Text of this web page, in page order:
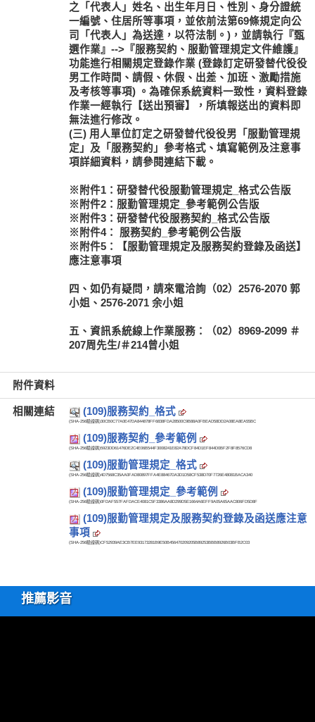
之「代表人」姓名、出生年月日、性別、身分證統
一編號、住居所等事項，並依前法第69條規定向公
司「代表人」為送達，以符法制。)，並請執行『甄
選作業』-->『服務契約、服勤管理規定文件維護』
功能進行相關規定登錄作業 (登錄訂定研發替代役役
男工作時間、請假、休假、出差、加班、激勵措施
及考核等事項) 。為確保系統資料一致性，資料登錄
作業一經執行【送出預審】，所填報送出的資料即
無法進行修改。
(三) 用人單位訂定之研發替代役役男「服勤管理規
定」及「服務契約」參考格式、填寫範例及注意事
項詳細資料，請參閱連結下載。
※附件1：研發替代役服勤管理規定_格式公告版
※附件2：服勤管理規定_參考範例公告版
※附件3：研發替代役服務契約_格式公告版
※附件4： 服務契約_參考範例公告版
※附件5：【服勤管理規定及服務契約登錄及函送】
應注意事項
四、如仍有疑問，請來電洽詢（02）2576-2070 郭
小姐、2576-2071 余小姐
五、資訊系統線上作業服務：（02）8969-2099 ＃
207周先生/＃214曾小姐
附件資料
相關連結 (109)服務契約_格式
(SHA-256驗證碼)30CB0C77A0E47DA844878FF6838FDA28500C9B88A0FBEAD58DD2A08EA8EA55BC
(109)服務契約_參考範例
(SHA-256驗證碼)5923DD61476DE2C4E06B544F3008241E82A78DCF84D1EF844D0BF2F8F8576CD8
(109)服勤管理規定_格式
(SHA-256驗證碼)4D7568C35AA0FAD80897FFA4E88467DA3D1D58CF538D70F7726E48081BACA340
(109)服勤管理規定_參考範例
(SHA-256驗證碼)0FDAF557FAFDACE4081C5F3386AA8D299D5E1664A6EFF9A05A65AAC806FD5D8F
(109)服勤管理規定及服務契約登錄及函送應注意
事項
(SHA-256驗證碼)CF52939AE3CB7EE93173281B9E50B456470209205B89253BBB8926B03BFB2C03
推薦影音